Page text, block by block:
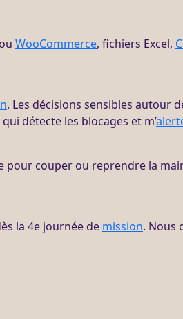
ou WooCommerce, fichiers Excel,
. Les décisions sensibles autour
détecte les blocages et m’
pour couper ou reprendre la
la 4e journée de mission. Nous